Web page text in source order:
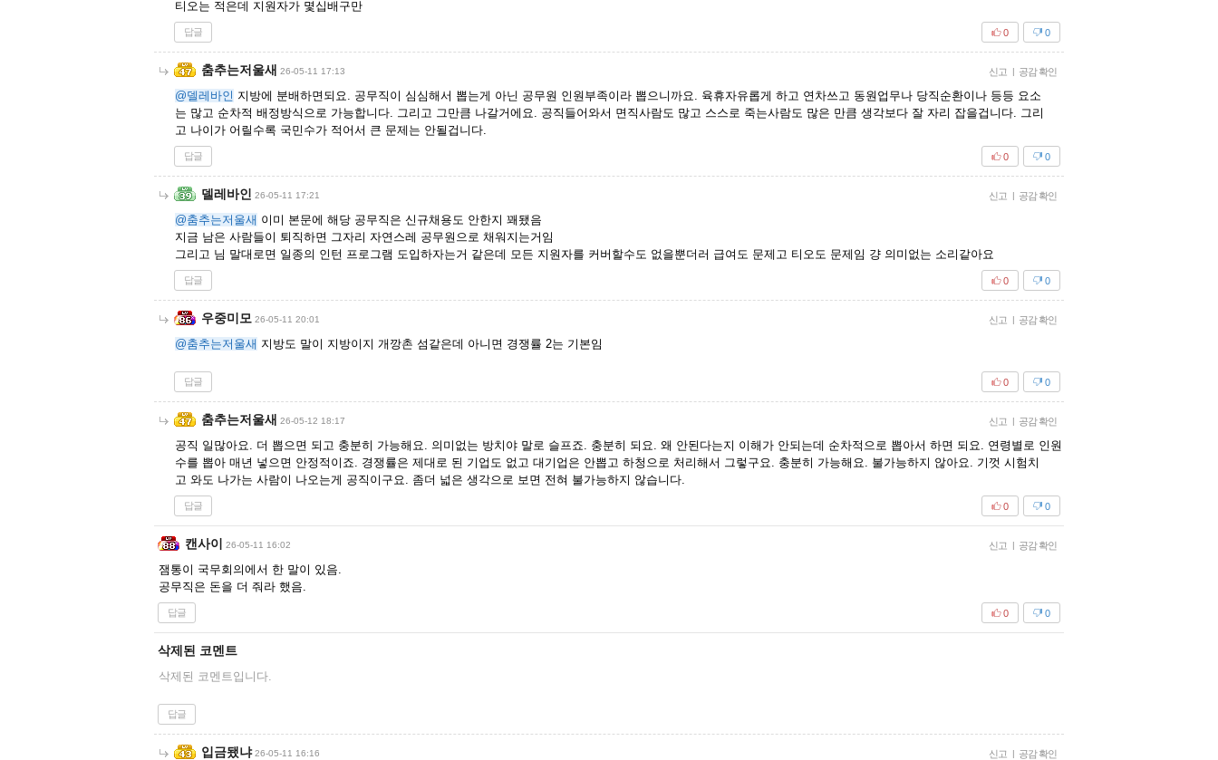
티오는 적은데 지원자가 몇십배구만
답글 0
0
춤추는저울새 26-05-11 17:13 신고 | 공감 확인
@델레바인 지방에 분배하면되요. 공무직이 심심해서 뽑는게 아닌 공무원 인원부족이라 뽑으니까요. 육휴자유롭게 하고 연차쓰고 동원업무나 당직순환이나 등등 요소
는 많고 순차적 배정방식으로 가능합니다. 그리고 그만큼 나갈거에요. 공직들어와서 면직사람도 많고 스스로 죽는사람도 많은 만큼 생각보다 잘 자리 잡을겁니다. 그리
고 나이가 어릴수록 국민수가 적어서 큰 문제는 안될겁니다.
답글 0
0
델레바인 26-05-11 17:21 신고 | 공감 확인
@춤추는저울새 이미 본문에 해당 공무직은 신규채용도 안한지 꽤됐음
지금 남은 사람들이 퇴직하면 그자리 자연스레 공무원으로 채워지는거임
그리고 님 말대로면 일종의 인턴 프로그램 도입하자는거 같은데 모든 지원자를 커버할수도 없을뿐더러 급여도 문제고 티오도 문제임 걍 의미없는 소리같아요
답글 0
0
우중미모 26-05-11 20:01 신고 | 공감 확인
@춤추는저울새 지방도 말이 지방이지 개깡촌 섬같은데 아니면 경쟁률 2는 기본임
답글 0
0
춤추는저울새 26-05-12 18:17 신고 | 공감 확인
공직 일많아요. 더 뽑으면 되고 충분히 가능해요. 의미없는 방치야 말로 슬프죠. 충분히 되요. 왜 안된다는지 이해가 안되는데 순차적으로 뽑아서 하면 되요. 연령별로 인원
수를 뽑아 매년 넣으면 안정적이죠. 경쟁률은 제대로 된 기업도 없고 대기업은 안뽑고 하청으로 처리해서 그렇구요. 충분히 가능해요. 불가능하지 않아요. 기껏 시험치
고 와도 나가는 사람이 나오는게 공직이구요. 좀더 넓은 생각으로 보면 전혀 불가능하지 않습니다.
답글 0
0
캔사이 26-05-11 16:02 신고 | 공감 확인
잼통이 국무회의에서 한 말이 있음.
공무직은 돈을 더 줘라 했음.
답글 0
0
삭제된 코멘트
삭제된 코멘트입니다.
답글
입금됐냐 26-05-11 16:16 신고 | 공감 확인